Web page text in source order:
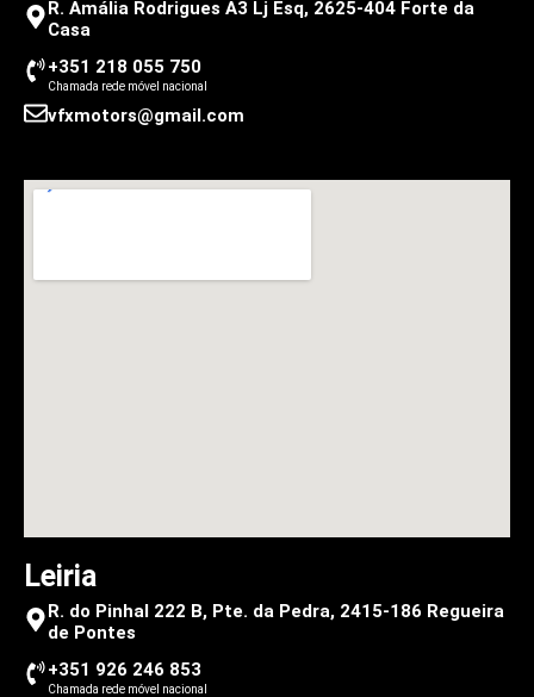
R. Amália Rodrigues A3 Lj Esq, 2625-404 Forte da
Casa
+351 218 055 750
Chamada rede móvel nacional
vfxmotors@gmail.com
Leiria
R. do Pinhal 222 B, Pte. da Pedra, 2415-186 Regueira
de Pontes
+351 926 246 853
Chamada rede móvel nacional